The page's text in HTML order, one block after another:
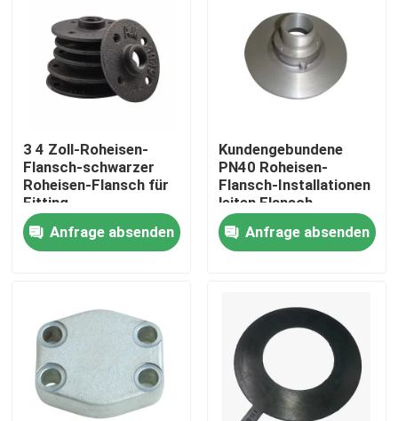
Videos
Über uns
Qualitätskontrolle
Treten Sie mit uns in Verbindung
Fordern Sie ein Zitat
Metallwerfende Teile
3 4 Zoll-Roheisen-
Flansch-schwarzer
Roheisen-Flansch für
Fitting
Anfrage absenden
Kundengebundene
PN40 Roheisen-
Flansch-Installationen
leiten Flansch-
Verbindung
Anfrage absenden